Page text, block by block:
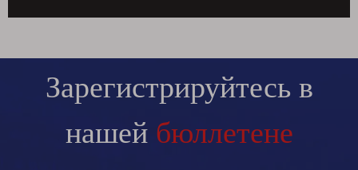
Зарегистрируйтесь в
нашей бюллетене